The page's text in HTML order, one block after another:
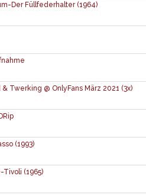
Der Füllfederhalter (1964)
Twerking @ OnlyFans März 2021 (3x)
(1993)
Tivoli (1965)